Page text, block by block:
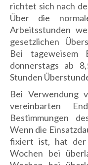
richtet sich nach
Über die
Arbeitsstunden
gesetzlichen
Bei tageweisem
donnerstags ab
Stunden
Bei Verwendung
vereinbarten
Bestimmungen
Wenn die
fixiert ist, hat der
Wochen bei